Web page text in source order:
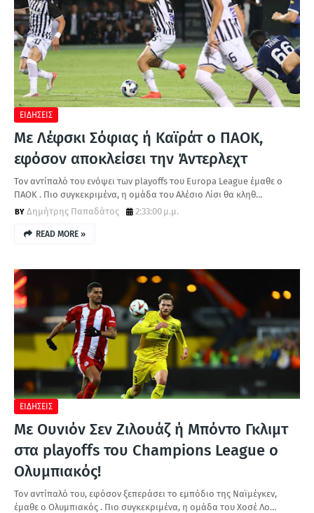
ΕΙΔΗΣΕΙΣ
Με Λέφσκι Σόφιας ή Καϊράτ ο ΠΑΟΚ,
εφόσον αποκλείσει την Άντερλεχτ
Τον αντίπαλό του ενόψει των playoffs του Europa League έμαθε ο
ΠΑΟΚ . Πιο συγκεκριμένα, η ομάδα του Αλέσιο Λίσι θα κληθ…
Δημήτρης Παπαδάτος
2:33:00 μ.μ.
READ MORE »
ΕΙΔΗΣΕΙΣ
Με Ουνιόν Σεν Ζιλουάζ ή Μπόντο Γκλιμτ
στα playoffs του Champions League ο
Ολυμπιακός!
Τον αντίπαλό του, εφόσον ξεπεράσει το εμπόδιο της Ναϊμέγκεν,
έμαθε ο Ολυμπιακός . Πιο συγκεκριμένα, η ομάδα του Χοσέ Λο…